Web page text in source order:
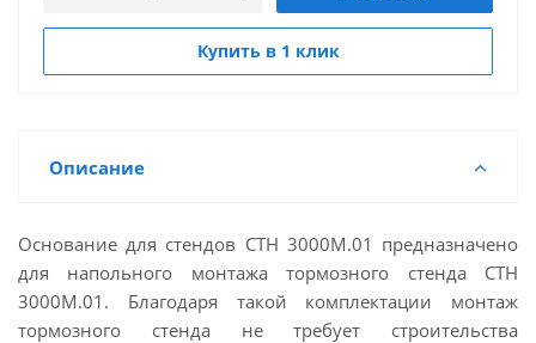
Купить в 1 клик
Описание
Основание для стендов СТН 3000М.01 предназначено
для напольного монтажа тормозного стенда СТН
3000М.01. Благодаря такой комплектации монтаж
тормозного стенда не требует строительства